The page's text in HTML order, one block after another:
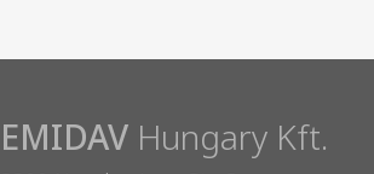
EMIDAVHungary Kft.